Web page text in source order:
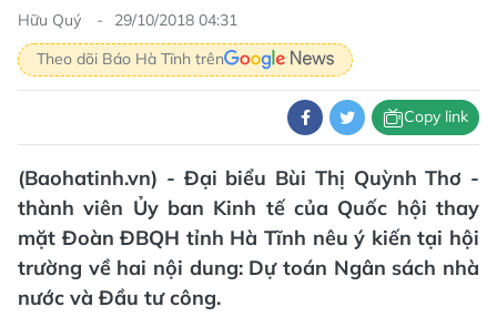
Hữu Quý
29/10/2018 04:31
Theo dõi Báo Hà Tĩnh trên
Copy link
(Baohatinh.vn) - Đại biểu Bùi Thị Quỳnh Thơ -
thành viên Ủy ban Kinh tế của Quốc hội thay
mặt Đoàn ĐBQH tỉnh Hà Tĩnh nêu ý kiến tại hội
trường về hai nội dung: Dự toán Ngân sách nhà
nước và Đầu tư công.